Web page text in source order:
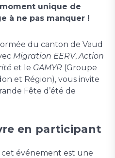
unique de
à ne pas manquer !
du canton de Vaud
Migration EERV,Action
et le GAMYR (Groupe
et Région), vous invite
Fête d’été de
en participant
événement est une